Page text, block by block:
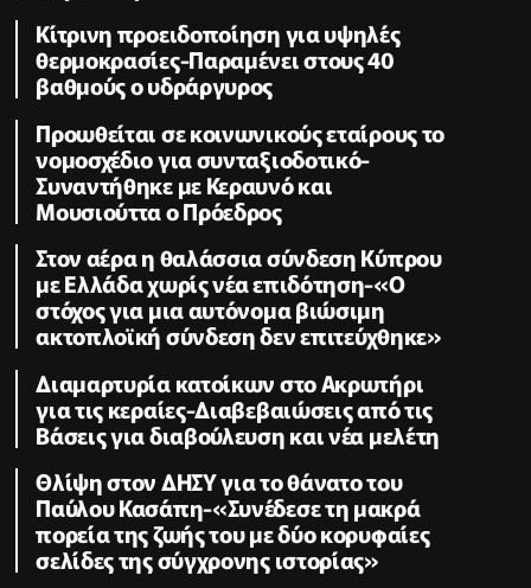
Κίτρινη προειδοποίηση για υψηλές
θερμοκρασίες-Παραμένει στους 40
βαθμούς ο υδράργυρος
Προωθείται σε κοινωνικούς εταίρους το
νομοσχέδιο για συνταξιοδοτικό-
Συναντήθηκε με Κεραυνό και
Μουσιούττα ο Πρόεδρος
Στον αέρα η θαλάσσια σύνδεση Κύπρου
με Ελλάδα χωρίς νέα επιδότηση-«Ο
στόχος για μια αυτόνομα βιώσιμη
ακτοπλοϊκή σύνδεση δεν επιτεύχθηκε»
Διαμαρτυρία κατοίκων στο Ακρωτήρι
για τις κεραίες-Διαβεβαιώσεις από τις
Βάσεις για διαβούλευση και νέα μελέτη
Θλίψη στον ΔΗΣΥ για το θάνατο του
Παύλου Κασάπη-«Συνέδεσε τη μακρά
πορεία της ζωής του με δύο κορυφαίες
σελίδες της σύγχρονης ιστορίας»